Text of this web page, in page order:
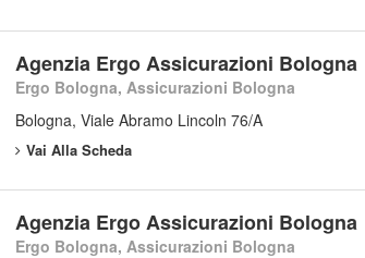
Agenzia Ergo Assicurazioni Bologna
Ergo Bologna, Assicurazioni Bologna
Bologna, Viale Abramo Lincoln 76/A
Vai Alla Scheda
Agenzia Ergo Assicurazioni Bologna
Ergo Bologna, Assicurazioni Bologna